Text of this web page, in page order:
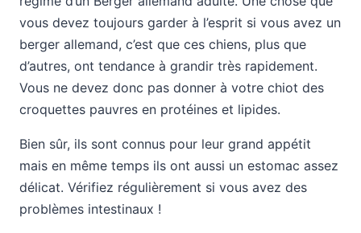
vous devez toujours garder à l’esprit si vous avez un
berger allemand, c’est que ces chiens, plus que
d’autres, ont tendance à grandir très rapidement.
Vous ne devez donc pas donner à votre chiot des
croquettes pauvres en protéines et lipides.
Bien sûr, ils sont connus pour leur grand appétit
mais en même temps ils ont aussi un estomac assez
délicat. Vérifiez régulièrement si vous avez des
problèmes intestinaux !